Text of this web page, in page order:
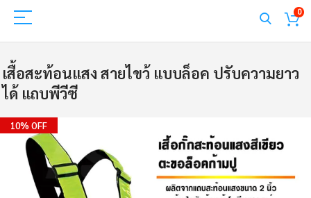
0
เสื้อสะท้อนแสง สายไขว้ แบบล็อค ปรับความยาว
ได้ แถบพีวีซี
Skip
to
10% OFF